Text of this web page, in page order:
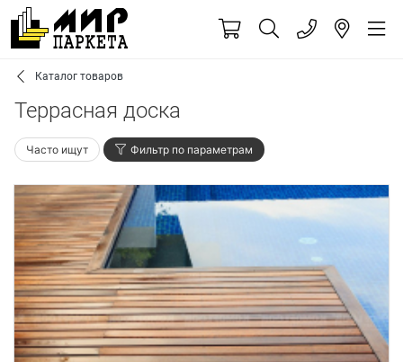
Каталог товаров
Террасная доска
Часто ищут Фильтр по параметрам